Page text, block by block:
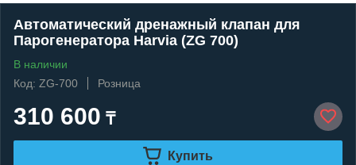
Автоматический дренажный клапан для
Парогенератора Harvia (ZG 700)
В наличии
Код: ZG-700
Розница
310 600 ₸
Купить